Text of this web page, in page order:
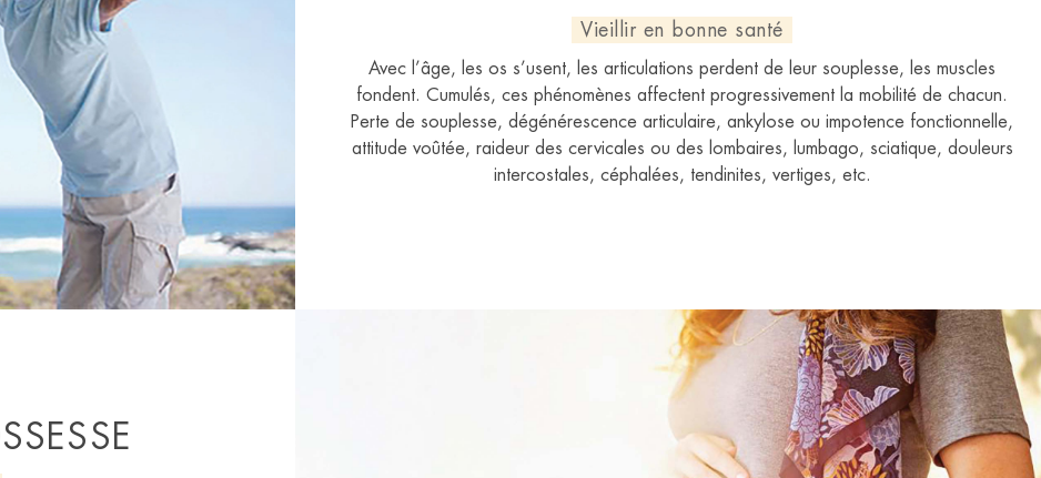
Vieillir en bonne santé
Avec l’âge, les os s’usent, les articulations perdent de leur souplesse, les muscles
fondent. Cumulés, ces phénomènes affectent progressivement la mobilité de chacun.
Perte de souplesse, dégénérescence articulaire, ankylose ou impotence fonctionnelle,
attitude voûtée, raideur des cervicales ou des lombaires, lumbago, sciatique, douleurs
intercostales, céphalées, tendinites, vertiges, etc.